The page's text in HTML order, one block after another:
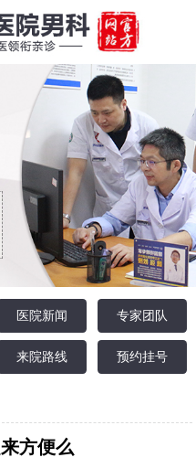
医院新闻 专家团队
来院路线 预约挂号
方便么